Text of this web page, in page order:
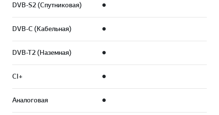
DVB-S2 (Спутниковая) ●
DVB-C (Кабельная) ●
DVB-T2 (Наземная) ●
CI+ ●
Аналоговая ●